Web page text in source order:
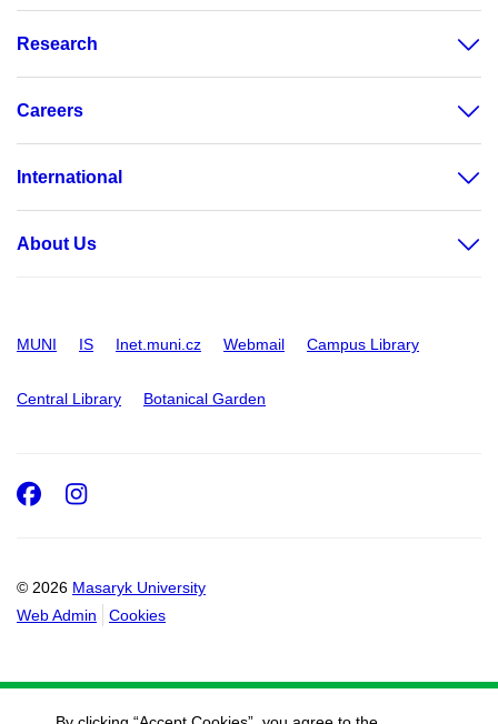
Research
Careers
International
About Us
MUNI IS Inet.muni.cz Webmail Campus Library
Central Library Botanical Garden
© 2026 Masaryk University
Web Admin
Cookies
Facebook
Instagram